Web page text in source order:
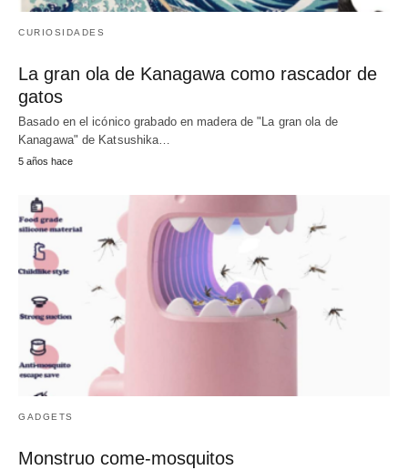
CURIOSIDADES
La gran ola de Kanagawa como rascador de
gatos
Basado en el icónico grabado en madera de "La gran ola de
Kanagawa" de Katsushika…
5 años hace
GADGETS
Monstruo come-mosquitos